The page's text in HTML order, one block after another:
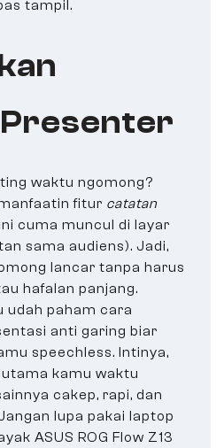
tampil.
waktu ngomong?
fitur catatan
cuma muncul di layar
sama audiens). Jadi,
lancar tanpa harus
hafalan panjang.
udah paham cara
anti garing biar
speechless. Intinya,
kamu waktu
cakep, rapi, dan
lupa pakai laptop
ASUS ROG Flow Z13